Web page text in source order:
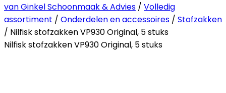
van Ginkel Schoonmaak & Advies / Volledig
assortiment / Onderdelen en accessoires / Stofzakken
/ Nilfisk stofzakken VP930 Original, 5 stuks
Nilfisk stofzakken VP930 Original, 5 stuks